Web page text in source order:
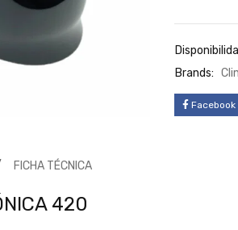
Brands:
Facebook
FICHA TÉCNICA
420